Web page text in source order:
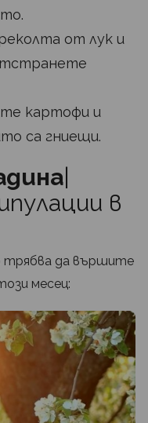
от лук и
картофи и
са гниещи.
в
трябва да вършите
месец: